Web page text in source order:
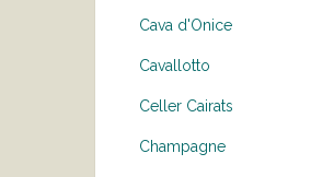
Cava d'Onice
Cavallotto
Celler Cairats
Champagne